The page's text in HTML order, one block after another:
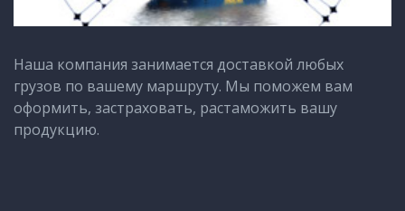
Наша компания занимается доставкой любых
грузов по вашему маршруту. Мы поможем вам
оформить, застраховать, растаможить вашу
продукцию.